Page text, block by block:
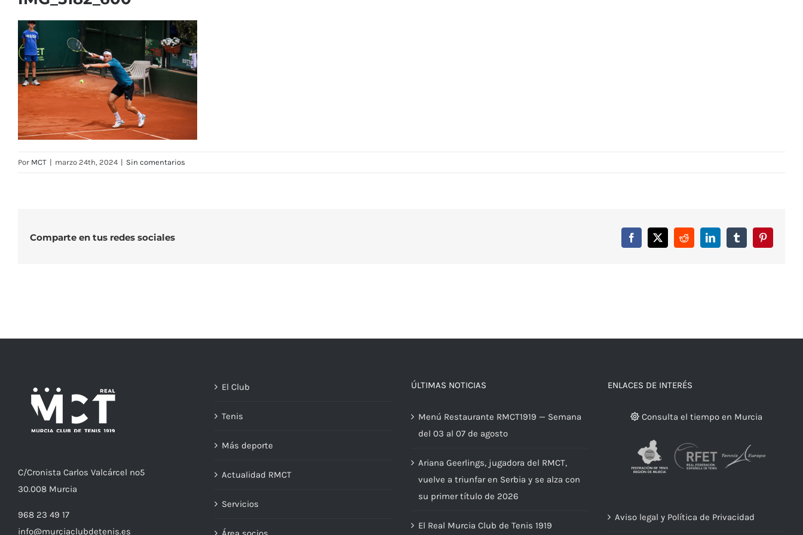
Por MCT | marzo 24th, 2024 | Sin comentarios
Comparte en tus redes sociales Facebook
X RedditLinkedInTumblrPinterest
C/Cronista Carlos Valcárcel nº5
30.008 Murcia
968 23 49 17
info@murciaclubdetenis.es
El Club
Tenis
Más deporte
Actualidad RMCT
Servicios
ÚLTIMAS NOTICIAS
Menú Restaurante RMCT1919 — Semana
del 03 al 07 de agosto
Ariana Geerlings, jugadora del RMCT,
vuelve a triunfar en Serbia y se alza con
su primer título de 2026
El Real Murcia Club de Tenis 1919
ENLACES DE INTERÉS
Consulta el tiempo en Murcia
Aviso legal y Política de Privacidad